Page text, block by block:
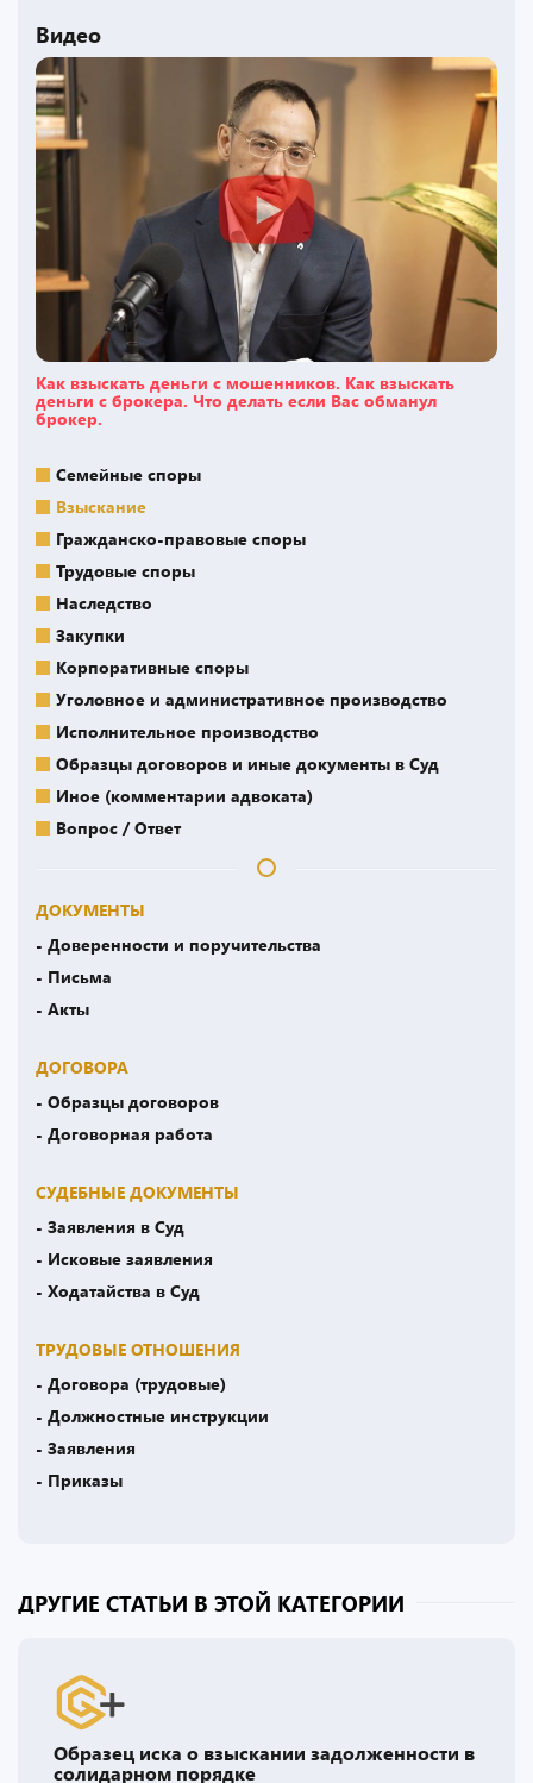
Видео
Как взыскать деньги с мошенников. Как взыскать
деньги с брокера. Что делать если Вас обманул
брокер.
Семейные споры
Взыскание
Гражданско-правовые споры
Трудовые споры
Наследство
Закупки
Корпоративные споры
Уголовное и административное производство
Исполнительное производство
Образцы договоров и иные документы в Суд
Иное (комментарии адвоката)
Вопрос / Ответ
ДОКУМЕНТЫ
- Доверенности и поручительства
- Письма
- Акты
ДОГОВОРА
- Образцы договоров
- Договорная работа
СУДЕБНЫЕ ДОКУМЕНТЫ
- Заявления в Суд
- Исковые заявления
- Ходатайства в Суд
ТРУДОВЫЕ ОТНОШЕНИЯ
- Договора (трудовые)
- Должностные инструкции
- Заявления
- Приказы
ДРУГИЕ СТАТЬИ В ЭТОЙ КАТЕГОРИИ
Образец иска о взыскании задолженности в
солидарном порядке